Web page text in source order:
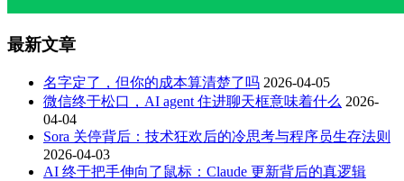
最新文章
名字定了，但你的成本算清楚了吗 2026-04-05
微信终于松口，AI agent 住进聊天框意味着什么 2026-
04-04
Sora 关停背后：技术狂欢后的冷思考与程序员生存法则
2026-04-03
AI 终于把手伸向了鼠标：Claude 更新背后的真逻辑